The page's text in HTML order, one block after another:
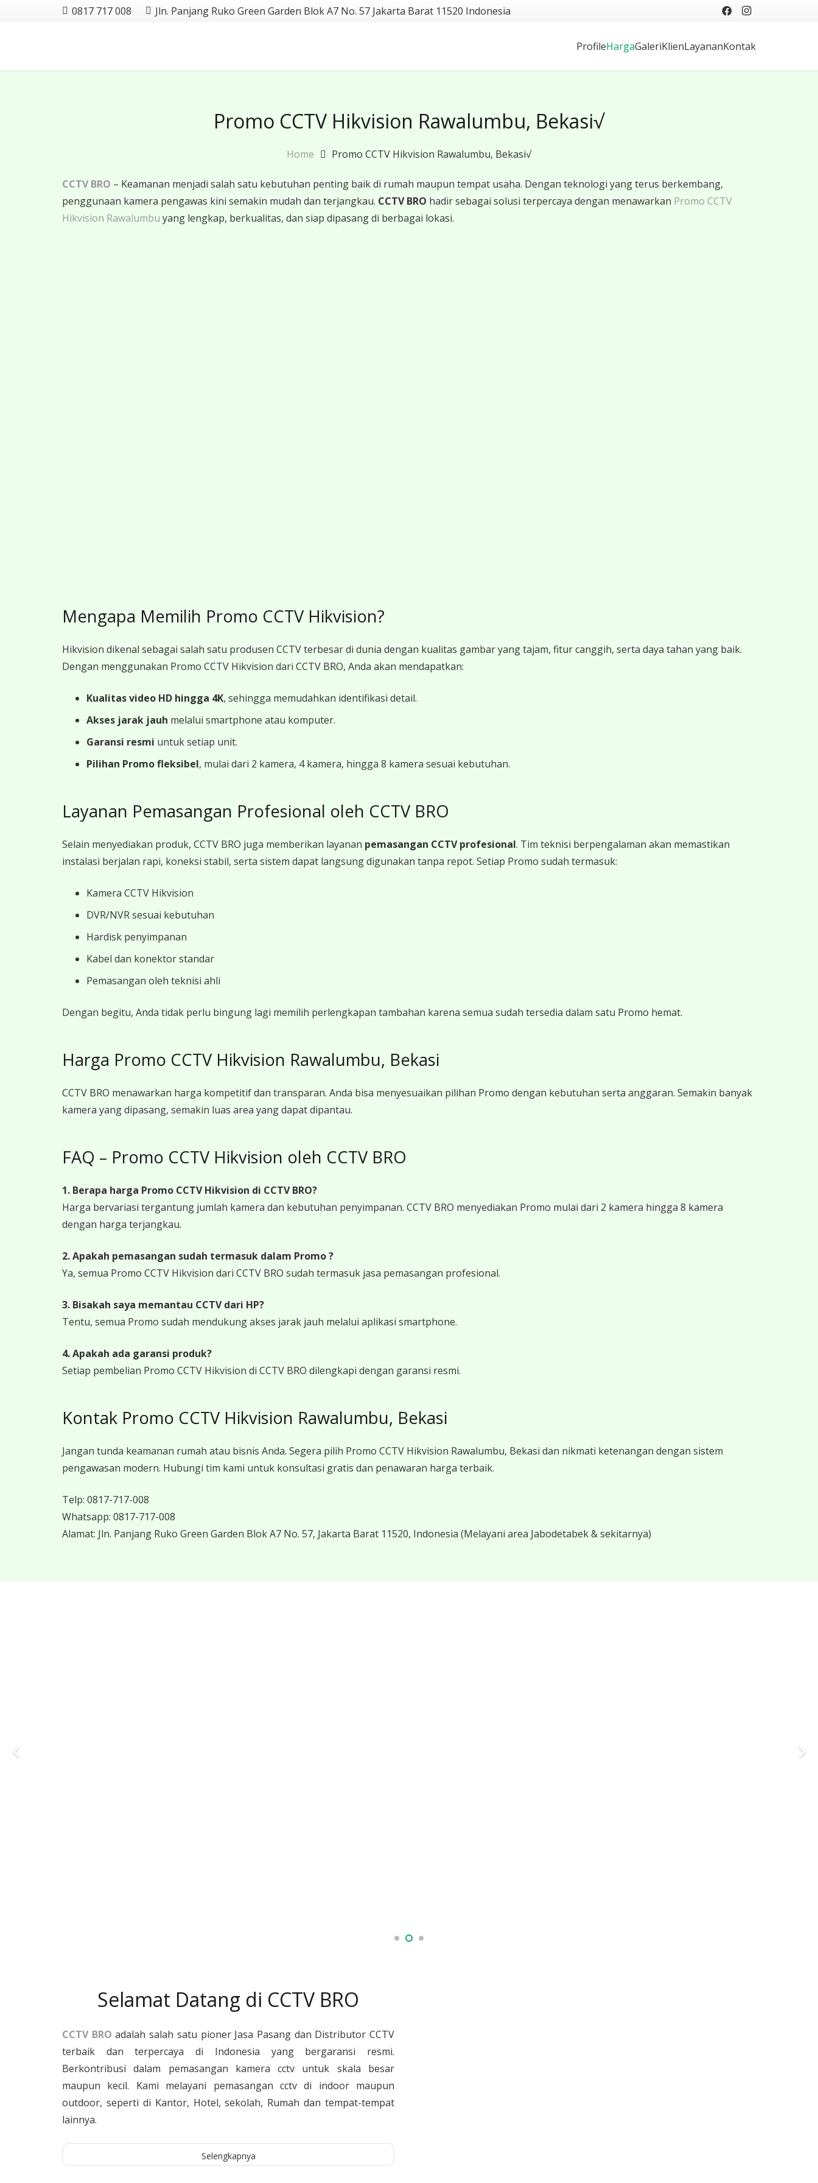
0817 717 008 Jln. Panjang Ruko Green Garden Blok A7 No. 57 Jakarta Barat 11520 Indonesia
ProfileHargaGaleriKlienLayananKontak
Promo CCTV Hikvision Rawalumbu, Bekasi√
Home Promo CCTV Hikvision Rawalumbu, Bekasi√
CCTV BRO – Keamanan menjadi salah satu kebutuhan penting baik di rumah maupun tempat usaha. Dengan teknologi yang terus berkembang,
penggunaan kamera pengawas kini semakin mudah dan terjangkau. CCTV BRO hadir sebagai solusi terpercaya dengan menawarkan Promo CCTV
Hikvision Rawalumbu yang lengkap, berkualitas, dan siap dipasang di berbagai lokasi.
Mengapa Memilih Promo CCTV Hikvision?
Hikvision dikenal sebagai salah satu produsen CCTV terbesar di dunia dengan kualitas gambar yang tajam, fitur canggih, serta daya tahan yang baik.
Dengan menggunakan Promo CCTV Hikvision dari CCTV BRO, Anda akan mendapatkan:
Kualitas video HD hingga 4K, sehingga memudahkan identifikasi detail.
Akses jarak jauh melalui smartphone atau komputer.
Garansi resmi untuk setiap unit.
Pilihan Promo fleksibel, mulai dari 2 kamera, 4 kamera, hingga 8 kamera sesuai kebutuhan.
Layanan Pemasangan Profesional oleh CCTV BRO
Selain menyediakan produk, CCTV BRO juga memberikan layanan pemasangan CCTV profesional. Tim teknisi berpengalaman akan memastikan
instalasi berjalan rapi, koneksi stabil, serta sistem dapat langsung digunakan tanpa repot. Setiap Promo sudah termasuk:
Kamera CCTV Hikvision
DVR/NVR sesuai kebutuhan
Hardisk penyimpanan
Kabel dan konektor standar
Pemasangan oleh teknisi ahli
Dengan begitu, Anda tidak perlu bingung lagi memilih perlengkapan tambahan karena semua sudah tersedia dalam satu Promo hemat.
Harga Promo CCTV Hikvision Rawalumbu, Bekasi
CCTV BRO menawarkan harga kompetitif dan transparan. Anda bisa menyesuaikan pilihan Promo dengan kebutuhan serta anggaran. Semakin banyak
kamera yang dipasang, semakin luas area yang dapat dipantau.
FAQ – Promo CCTV Hikvision oleh CCTV BRO
1. Berapa harga Promo CCTV Hikvision di CCTV BRO?
Harga bervariasi tergantung jumlah kamera dan kebutuhan penyimpanan. CCTV BRO menyediakan Promo mulai dari 2 kamera hingga 8 kamera
dengan harga terjangkau.
2. Apakah pemasangan sudah termasuk dalam Promo ?
Ya, semua Promo CCTV Hikvision dari CCTV BRO sudah termasuk jasa pemasangan profesional.
3. Bisakah saya memantau CCTV dari HP?
Tentu, semua Promo sudah mendukung akses jarak jauh melalui aplikasi smartphone.
4. Apakah ada garansi produk?
Setiap pembelian Promo CCTV Hikvision di CCTV BRO dilengkapi dengan garansi resmi.
Kontak Promo CCTV Hikvision Rawalumbu, Bekasi
Jangan tunda keamanan rumah atau bisnis Anda. Segera pilih Promo CCTV Hikvision Rawalumbu, Bekasi dan nikmati ketenangan dengan sistem
pengawasan modern. Hubungi tim kami untuk konsultasi gratis dan penawaran harga terbaik.
Telp: 0817-717-008
Whatsapp: 0817-717-008
Alamat: Jln. Panjang Ruko Green Garden Blok A7 No. 57, Jakarta Barat 11520, Indonesia (Melayani area Jabodetabek & sekitarnya)
Selamat Datang di CCTV BRO
CCTV BRO adalah salah satu pioner Jasa Pasang dan Distributor CCTV
terbaik dan terpercaya di Indonesia yang bergaransi resmi.
Berkontribusi dalam pemasangan kamera cctv untuk skala besar
maupun kecil. Kami melayani pemasangan cctv di indoor maupun
outdoor, seperti di Kantor, Hotel, sekolah, Rumah dan tempat-tempat
lainnya.
Selengkapnya